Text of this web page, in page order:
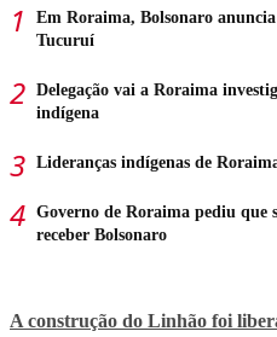
Em Roraima, Bolsonaro
Tucuruí
Delegação vai a Roraima
indígena
Lideranças indígenas de
Governo de Roraima pediu que
receber Bolsonaro
A construção do Linhão foi